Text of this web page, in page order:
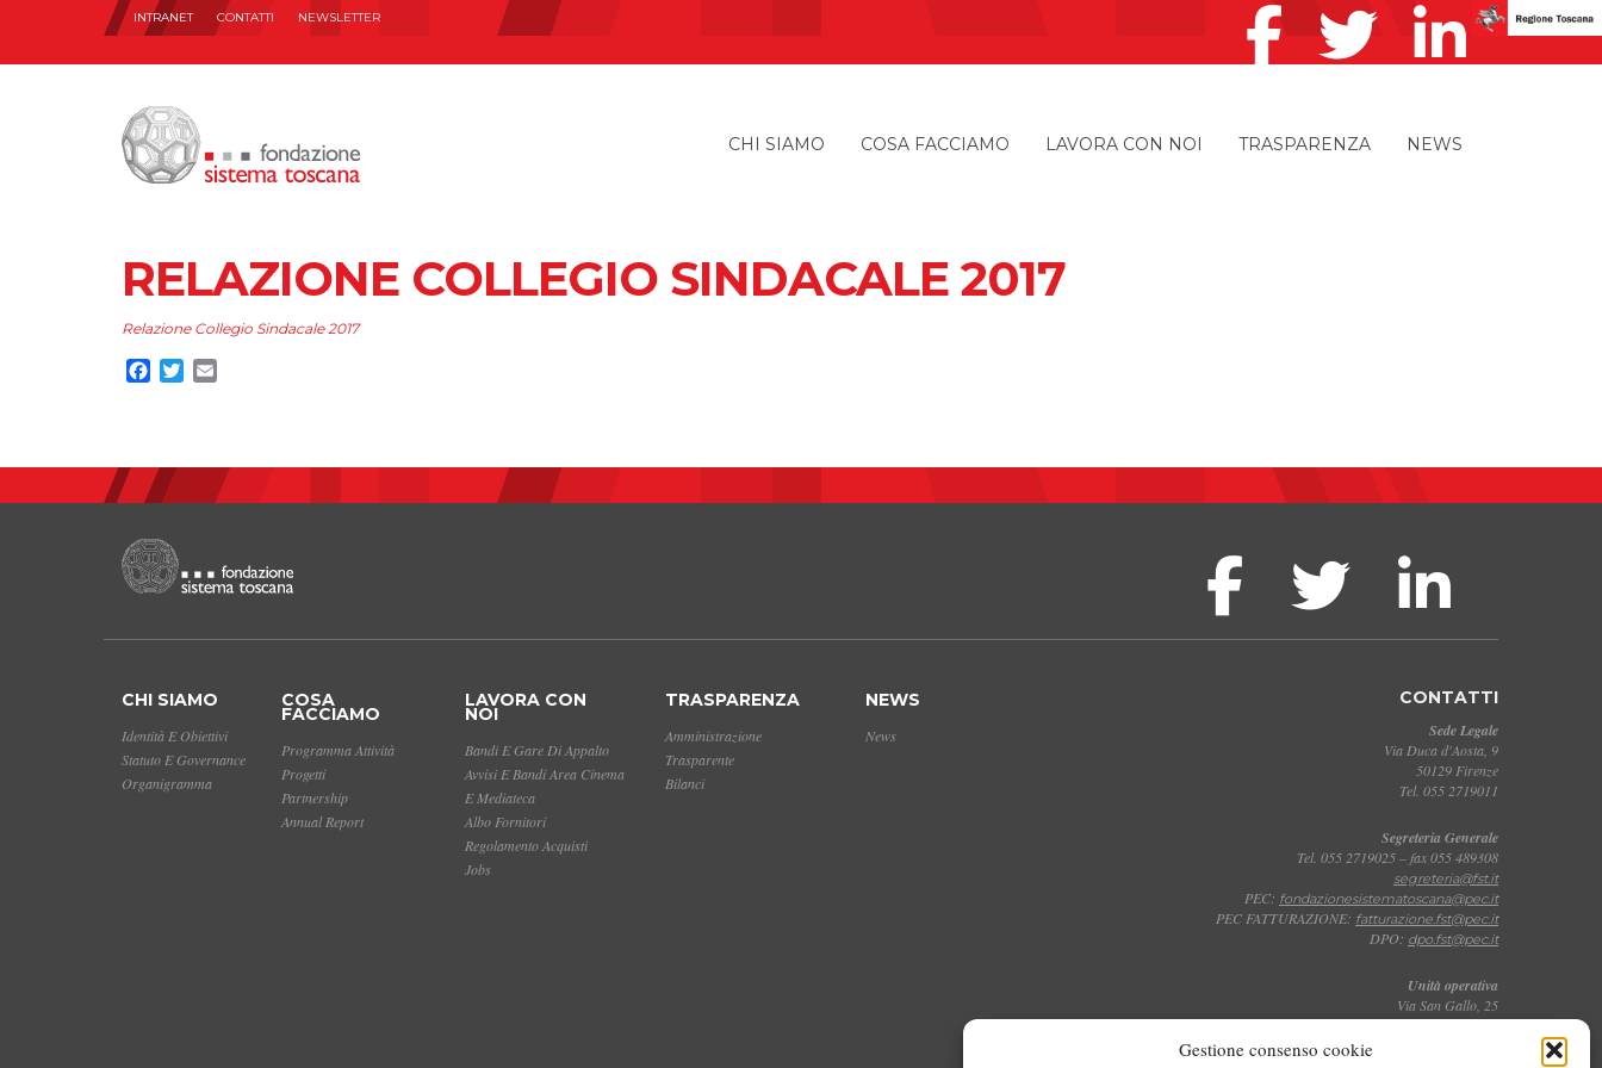
Gestione consenso cookie
INTRANET CONTATTI NEWSLETTER
CHI SIAMO COSA FACCIAMO LAVORA CON NOI TRASPARENZA NEWS
RELAZIONE COLLEGIO SINDACALE 2017
Relazione Collegio Sindacale 2017
Facebook
Twitter
CHI SIAMO
Identità E Obiettivi
Statuto E Governance
Organigramma
COSA
FACCIAMO
Programma Attività
Progetti
Partnership
Annual Report
LAVORA CON
NOI
Bandi E Gare Di Appalto
Avvisi E Bandi Area Cinema
E Mediateca
Albo Fornitori
Regolamento Acquisti
Jobs
TRASPARENZA
Amministrazione
Trasparente
Bilanci
NEWS
News
CONTATTI
Sede Legale
Via Duca d'Aosta, 9
50129 Firenze
Tel. 055 2719011
Segreteria Generale
Tel. 055 2719025 – fax 055 489308
segreteria@fst.it
PEC: fondazionesistematoscana@pec.it
PEC FATTURAZIONE: fatturazione.fst@pec.it
DPO: dpo.fst@pec.it
Unità operativa
Via San Gallo, 25
50129 Firenze